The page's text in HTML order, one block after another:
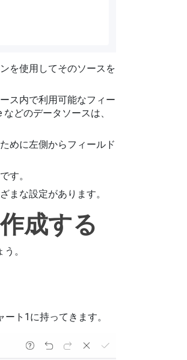
を使用してそのソースを
ス内で利用可能なフィー
どのデータソースは、
めに左側からフィールド
す。
まな設定があります。
成する
。
ト1に持ってきます。